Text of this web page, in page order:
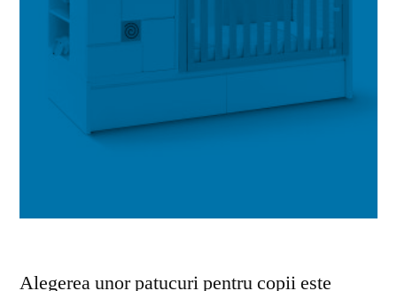
Alegerea unor patucuri pentru copii este